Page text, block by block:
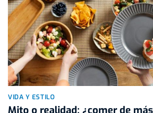
VIDA Y ESTILO